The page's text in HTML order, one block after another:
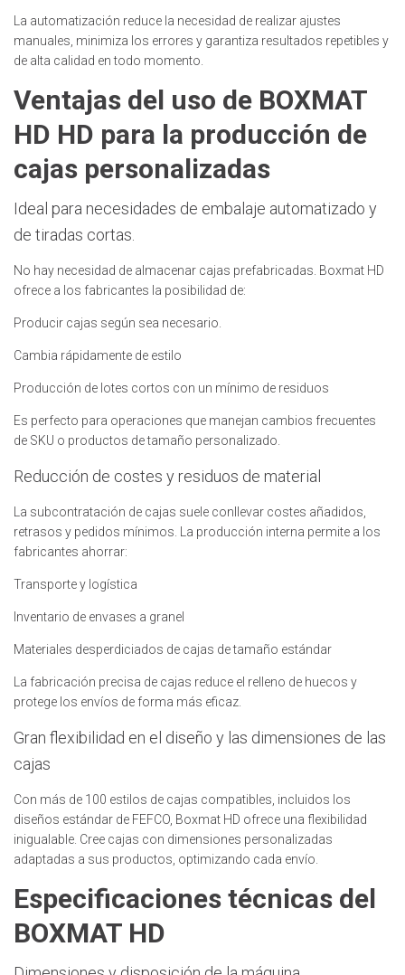
La automatización reduce la necesidad de realizar ajustes
manuales, minimiza los errores y garantiza resultados repetibles y
de alta calidad en todo momento.
Ventajas del uso de BOXMAT
HD HD para la producción de
cajas personalizadas
Ideal para necesidades de embalaje automatizado y
de tiradas cortas.
No hay necesidad de almacenar cajas prefabricadas. Boxmat HD
ofrece a los fabricantes la posibilidad de:
Producir cajas según sea necesario.
Cambia rápidamente de estilo
Producción de lotes cortos con un mínimo de residuos
Es perfecto para operaciones que manejan cambios frecuentes
de SKU o productos de tamaño personalizado.
Reducción de costes y residuos de material
La subcontratación de cajas suele conllevar costes añadidos,
retrasos y pedidos mínimos. La producción interna permite a los
fabricantes ahorrar:
Transporte y logística
Inventario de envases a granel
Materiales desperdiciados de cajas de tamaño estándar
La fabricación precisa de cajas reduce el relleno de huecos y
protege los envíos de forma más eficaz.
Gran flexibilidad en el diseño y las dimensiones de las
cajas
Con más de 100 estilos de cajas compatibles, incluidos los
diseños estándar de FEFCO, Boxmat HD ofrece una flexibilidad
inigualable. Cree cajas con dimensiones personalizadas
adaptadas a sus productos, optimizando cada envío.
Especificaciones técnicas del
BOXMAT HD